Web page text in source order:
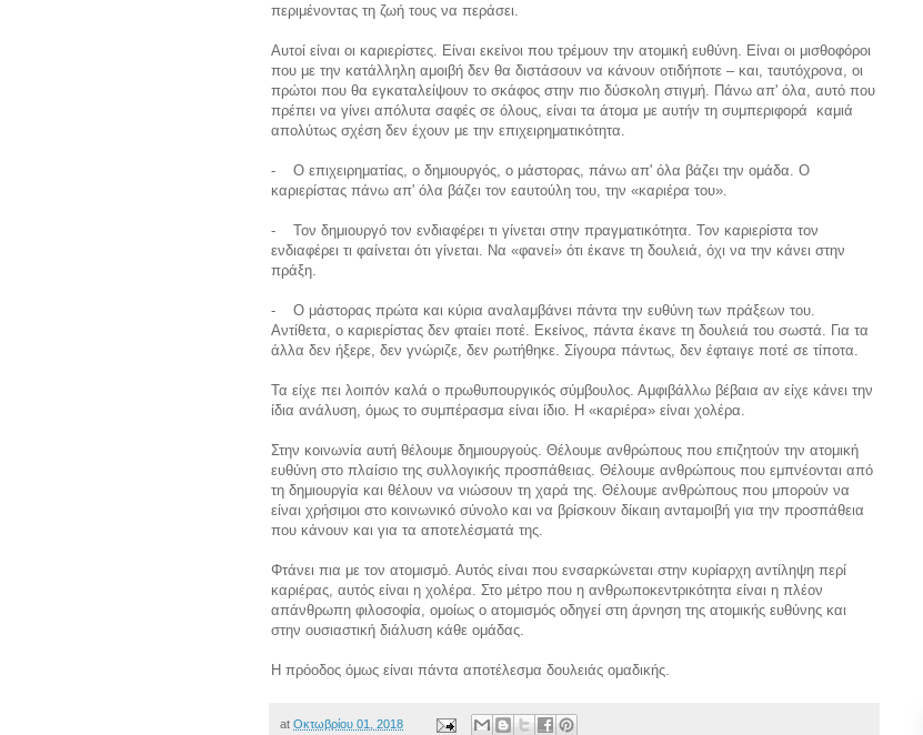
περιμένοντας τη ζωή τους να περάσει.
Αυτοί είναι οι καριερίστες. Είναι εκείνοι που τρέμουν την ατομική ευθύνη. Είναι οι μισθοφόροι
που με την κατάλληλη αμοιβή δεν θα διστάσουν να κάνουν οτιδήποτε – και, ταυτόχρονα, οι
πρώτοι που θα εγκαταλείψουν το σκάφος στην πιο δύσκολη στιγμή. Πάνω απ' όλα, αυτό που
πρέπει να γίνει απόλυτα σαφές σε όλους, είναι τα άτομα με αυτήν τη συμπεριφορά καμιά
απολύτως σχέση δεν έχουν με την επιχειρηματικότητα.
- Ο επιχειρηματίας, ο δημιουργός, ο μάστορας, πάνω απ' όλα βάζει την ομάδα. Ο
καριερίστας πάνω απ' όλα βάζει τον εαυτούλη του, την «καριέρα του».
- Τον δημιουργό τον ενδιαφέρει τι γίνεται στην πραγματικότητα. Τον καριερίστα τον
ενδιαφέρει τι φαίνεται ότι γίνεται. Να «φανεί» ότι έκανε τη δουλειά, όχι να την κάνει στην
πράξη.
- Ο μάστορας πρώτα και κύρια αναλαμβάνει πάντα την ευθύνη των πράξεων του.
Αντίθετα, ο καριερίστας δεν φταίει ποτέ. Εκείνος, πάντα έκανε τη δουλειά του σωστά. Για τα
άλλα δεν ήξερε, δεν γνώριζε, δεν ρωτήθηκε. Σίγουρα πάντως, δεν έφταιγε ποτέ σε τίποτα.
Τα είχε πει λοιπόν καλά ο πρωθυπουργικός σύμβουλος. Αμφιβάλλω βέβαια αν είχε κάνει την
ίδια ανάλυση, όμως το συμπέρασμα είναι ίδιο. Η «καριέρα» είναι χολέρα.
Στην κοινωνία αυτή θέλουμε δημιουργούς. Θέλουμε ανθρώπους που επιζητούν την ατομική
ευθύνη στο πλαίσιο της συλλογικής προσπάθειας. Θέλουμε ανθρώπους που εμπνέονται από
τη δημιουργία και θέλουν να νιώσουν τη χαρά της. Θέλουμε ανθρώπους που μπορούν να
είναι χρήσιμοι στο κοινωνικό σύνολο και να βρίσκουν δίκαιη ανταμοιβή για την προσπάθεια
που κάνουν και για τα αποτελέσματά της.
Φτάνει πια με τον ατομισμό. Αυτός είναι που ενσαρκώνεται στην κυρίαρχη αντίληψη περί
καριέρας, αυτός είναι η χολέρα. Στο μέτρο που η ανθρωποκεντρικότητα είναι η πλέον
απάνθρωπη φιλοσοφία, ομοίως ο ατομισμός οδηγεί στη άρνηση της ατομικής ευθύνης και
στην ουσιαστική διάλυση κάθε ομάδας.
Η πρόοδος όμως είναι πάντα αποτέλεσμα δουλειάς ομαδικής.
at Οκτωβρίου 01, 2018